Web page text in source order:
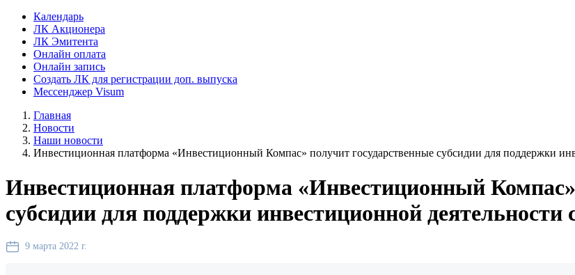
Календарь
ЛК Акционера
ЛК Эмитента
Онлайн оплата
Онлайн запись
Создать ЛК для регистрации доп. выпуска
Мессенджер Visum
Главная
Новости
Наши новости
Инвестиционная платформа «Инвестиционный Компас» получит государственные субсидии для поддержки
Инвестиционная платформа «Инвестиционный
субсидии для поддержки инвестиционной
9 марта 2022 г.